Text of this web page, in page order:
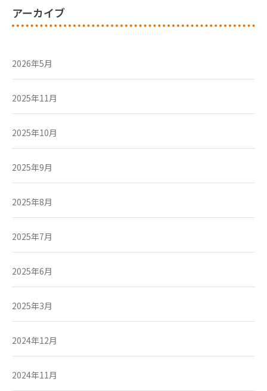
アーカイブ
2026年5月
2025年11月
2025年10月
2025年9月
2025年8月
2025年7月
2025年6月
2025年3月
2024年12月
2024年11月